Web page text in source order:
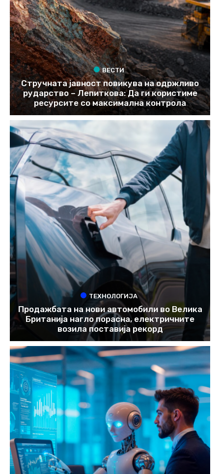
ВЕСТИ
Стручната јавност повикува на одржливо
рударство – Лепиткова: Да ги користиме
ресурсите со максимална контрола
ТЕХНОЛОГИЈА
Продажбата на нови автомобили во Велика
Британија нагло порасна, електричните
возила поставија рекорд